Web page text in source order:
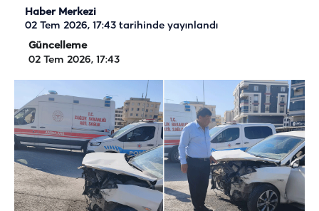
Haber Merkezi
02 Tem 2026, 17:43 tarihinde yayınlandı
Güncelleme
02 Tem 2026, 17:43